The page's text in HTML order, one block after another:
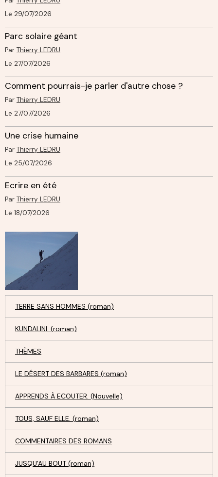
Le 29/07/2026
Parc solaire géant
Par Thierry LEDRU
Le 27/07/2026
Comment pourrais-je parler d'autre chose ?
Par Thierry LEDRU
Le 27/07/2026
Une crise humaine
Par Thierry LEDRU
Le 25/07/2026
Ecrire en été
Par Thierry LEDRU
Le 18/07/2026
TERRE SANS HOMMES (roman)
KUNDALINI. (roman)
THÈMES
LE DÉSERT DES BARBARES (roman)
APPRENDS À ECOUTER. (Nouvelle)
TOUS, SAUF ELLE. (roman)
COMMENTAIRES DES ROMANS
JUSQU'AU BOUT (roman)